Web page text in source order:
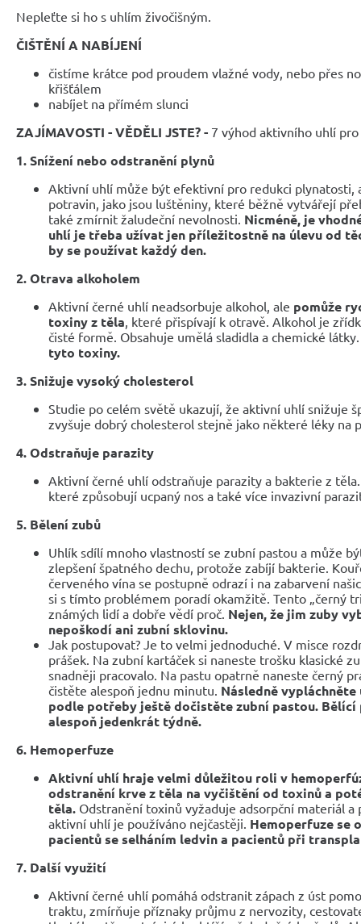
Nepleťte si ho s uhlím živočišným.
ČIŠTĚNÍ A NABÍJENÍ
čistíme krátce pod proudem vlažné vody, nebo přes
křišťálem
nabíjet na přímém slunci
ZAJÍMAVOSTI - VĚDĚLI JSTE? - 7 výhod aktivního uhlí
1. Snížení nebo odstranění plynů
Aktivní uhlí může být efektivní pro redukci plynatosti,
potravin, jako jsou luštěniny, které běžně vytvářejí
také zmírnit žaludeční nevolnosti. Nicméně, je
uhlí je třeba užívat jen příležitostně na úlevu od
by se používat každý den.
2. Otrava alkoholem
Aktivní černé uhlí neadsorbuje alkohol, ale pomůže
toxiny z těla , které přispívají k otravě. Alkohol je
čisté formě. Obsahuje umělá sladidla a chemické
tyto toxiny.
3. Snižuje vysoký cholesterol
Studie po celém světě ukazují, že aktivní uhlí snižuje
zvyšuje dobrý cholesterol stejně jako některé léky na
4. Odstraňuje parazity
Aktivní černé uhlí odstraňuje parazity a bakterie z
které způsobují ucpaný nos a také více invazivní
5. Bělení zubů
Uhlík sdílí mnoho vlastností se zubní pastou a může
zlepšení špatného dechu, protože zabíjí bakterie.
červeného vína se postupně odrazí i na zabarvení
si s tímto problémem poradí okamžitě. Tento „černý
známých lidí a dobře vědí proč. Nejen, že jim zuby
nepoškodí ani zubní sklovinu.
Jak postupovat? Je to velmi jednoduché. V misce
prášek. Na zubní kartáček si naneste trošku klasické
snadněji pracovalo. Na pastu opatrně naneste černý
čistěte alespoň jednu minutu. Následně
podle potřeby ještě dočistěte zubní pastou.
alespoň jedenkrát týdně.
6. Hemoperfuze
Aktivní uhlí hraje velmi důležitou roli v
odstranění krve z těla na vyčištění od toxinů a
těla. Odstranění toxinů vyžaduje adsorpční materiál
aktivní uhlí je používáno nejčastěji. Hemoperfuze se
pacientů se selháním ledvin a pacientů při
7. Další využití
Aktivní černé uhlí pomáhá odstranit zápach z úst
traktu, zmírňuje příznaky průjmu z nervozity,